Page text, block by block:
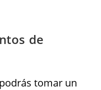
de
tomar un